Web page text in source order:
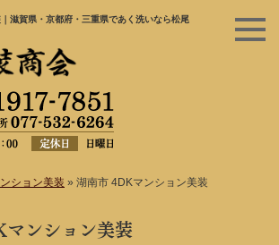
滋賀県・京都府・三重県であく洗いなら松尾
ション美装 » 湖南市 4DKマンション美装
ンション美装